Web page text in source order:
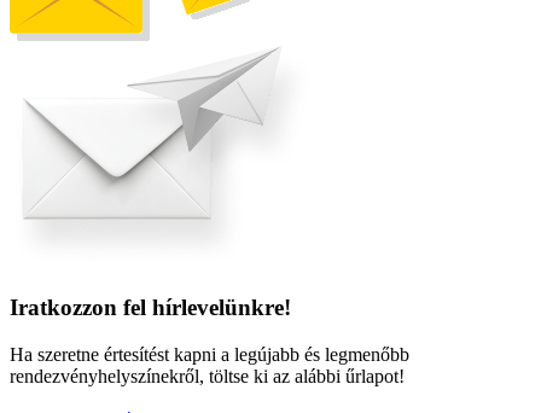
Iratkozzon fel hírlevelünkre!
Ha szeretne értesítést kapni a legújabb és legmenőbb
rendezvényhelyszínekről, töltse ki az alábbi űrlapot!